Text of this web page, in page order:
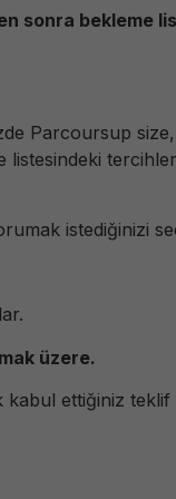
sonra bekleme
Parcoursup
istediğinizi
üzere.
kabul ettiğiniz teklif